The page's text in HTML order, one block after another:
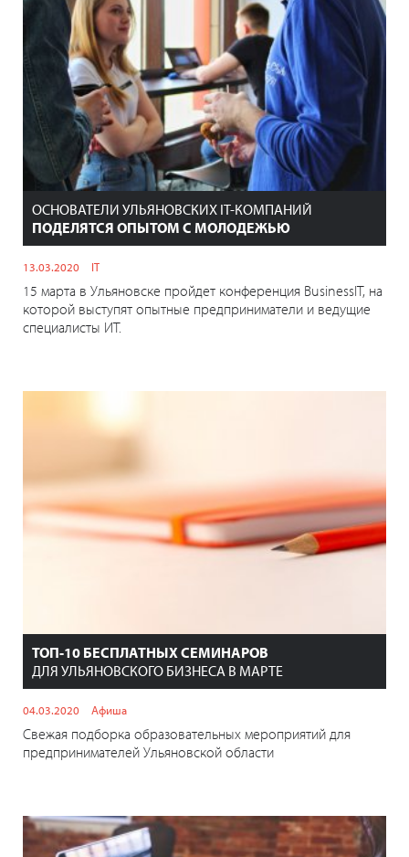
ОСНОВАТЕЛИ УЛЬЯНОВСКИХ IT-КОМПАНИЙ
ПОДЕЛЯТСЯ ОПЫТОМ С МОЛОДЕЖЬЮ
13.03.2020 IT
15 марта в Ульяновске пройдет конференция BusinessIT, на
которой выступят опытные предприниматели и ведущие
специалисты ИТ.
ТОП-10 БЕСПЛАТНЫХ СЕМИНАРОВ
ДЛЯ УЛЬЯНОВСКОГО БИЗНЕСА В МАРТЕ
04.03.2020 Афиша
Свежая подборка образовательных мероприятий для
предпринимателей Ульяновской области